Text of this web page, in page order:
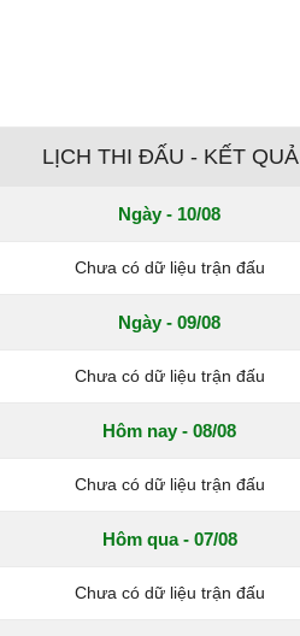
LỊCH THI ĐẤU - KẾT QUẢ
Ngày - 10/08
Chưa có dữ liệu trận đấu
Ngày - 09/08
Chưa có dữ liệu trận đấu
Hôm nay - 08/08
Chưa có dữ liệu trận đấu
Hôm qua - 07/08
Chưa có dữ liệu trận đấu